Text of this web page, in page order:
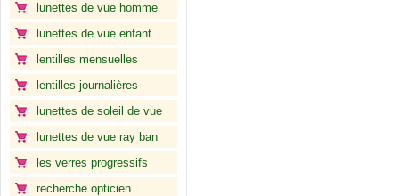
lunettes de vue homme
lunettes de vue enfant
lentilles mensuelles
lentilles journalières
lunettes de soleil de vue
lunettes de vue ray ban
les verres progressifs
recherche opticien